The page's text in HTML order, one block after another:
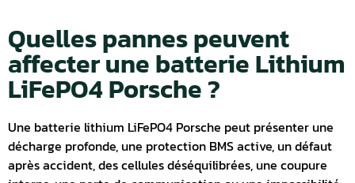
Quelles pannes peuvent
affecter une batterie Lithium
LiFePO4 Porsche ?
Une batterie lithium LiFePO4 Porsche peut présenter une
décharge profonde, une protection BMS active, un défaut
après accident, des cellules déséquilibrées, une coupure